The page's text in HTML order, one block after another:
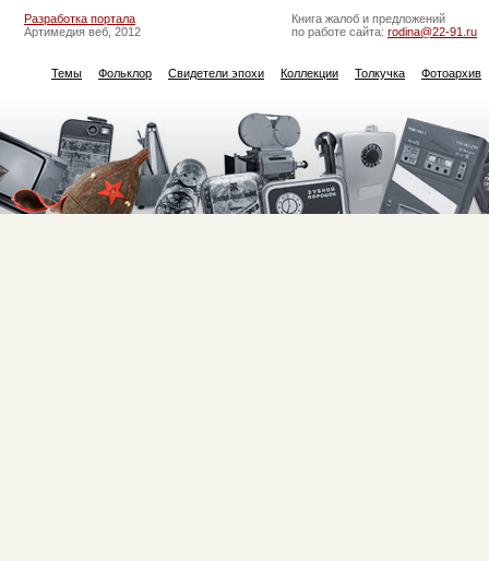
Разработка портала
Артимедия веб, 2012
Книга жалоб и предложений
по работе сайта: rodina@22-91.ru
Темы Фольклор Свидетели эпохи Коллекции Толкучка Фотоархив